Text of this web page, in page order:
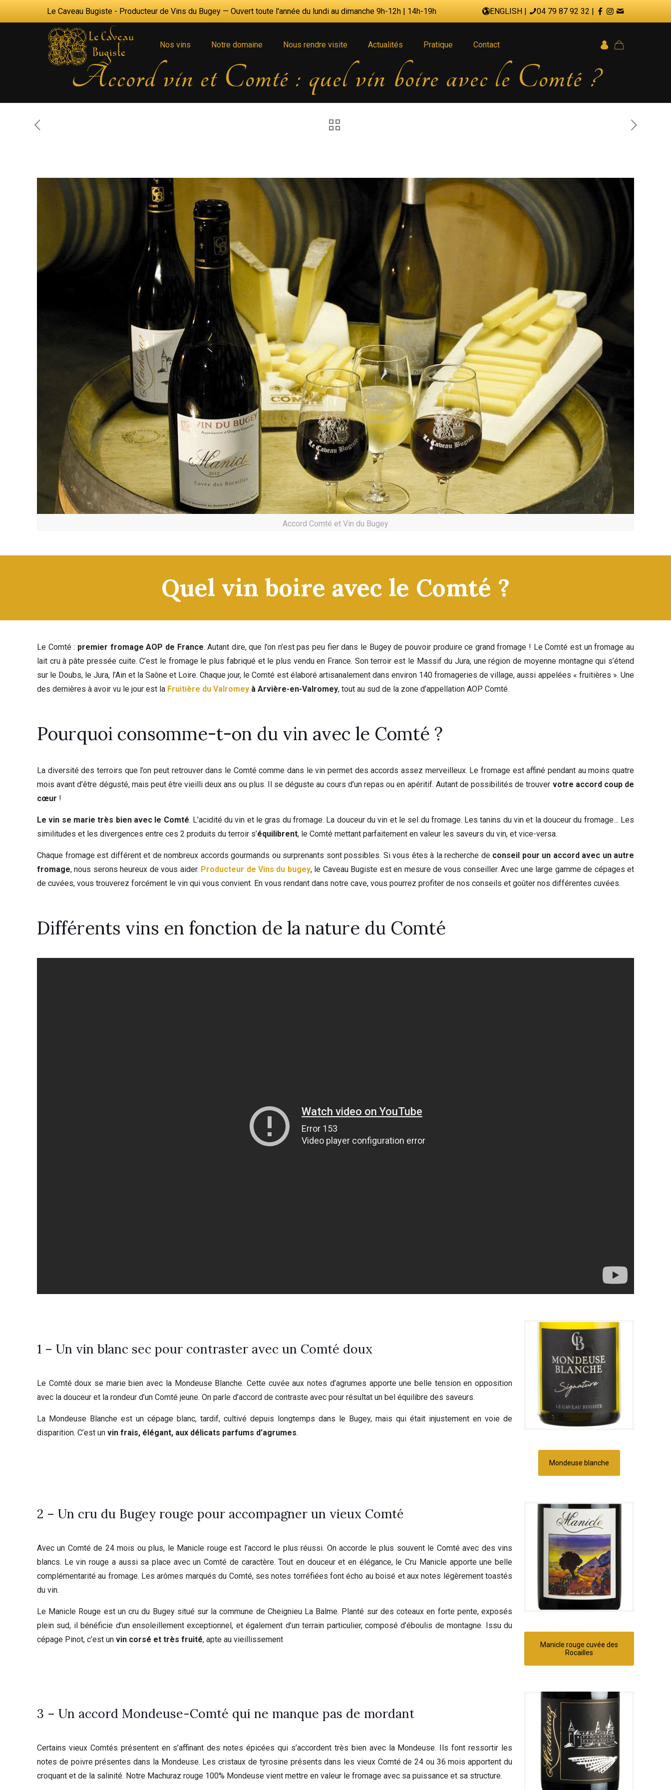
Le Caveau Bugiste - Producteur de Vins du Bugey — Ouvert toute l'année du lundi au dimanche 9h-12h | 14h-19h ENGLISH | 04 79 87 92 32 |
Nos vins Notre domaine Nous rendre visite Actualités Pratique Contact
Accord vin et Comté : quel vin boire avec le Comté ?
Accord Comté et Vin du Bugey
Quel vin boire avec le Comté ?
Le Comté : premier fromage AOP de France. Autant dire, que l’on n’est pas peu fier dans le Bugey de pouvoir produire ce grand fromage ! Le Comté est un fromage au
lait cru à pâte pressée cuite. C’est le fromage le plus fabriqué et le plus vendu en France. Son terroir est le Massif du Jura, une région de moyenne montagne qui s’étend
sur le Doubs, le Jura, l’Ain et la Saône et Loire. Chaque jour, le Comté est élaboré artisanalement dans environ 140 fromageries de village, aussi appelées « fruitières ». Une
des dernières à avoir vu le jour est la Fruitière du Valromey à Arvière-en-Valromey, tout au sud de la zone d’appellation AOP Comté.
Pourquoi consomme-t-on du vin avec le Comté ?
La diversité des terroirs que l’on peut retrouver dans le Comté comme dans le vin permet des accords assez merveilleux. Le fromage est affiné pendant au moins quatre
mois avant d’être dégusté, mais peut être vieilli deux ans ou plus. Il se déguste au cours d’un repas ou en apéritif. Autant de possibilités de trouver votre accord coup de
cœur !
Le vin se marie très bien avec le Comté. L’acidité du vin et le gras du fromage. La douceur du vin et le sel du fromage. Les tanins du vin et la douceur du fromage… Les
similitudes et les divergences entre ces 2 produits du terroir s’équilibrent, le Comté mettant parfaitement en valeur les saveurs du vin, et vice-versa.
Chaque fromage est différent et de nombreux accords gourmands ou surprenants sont possibles. Si vous êtes à la recherche de conseil pour un accord avec un autre
fromage, nous serons heureux de vous aider. Producteur de Vins du bugey, le Caveau Bugiste est en mesure de vous conseiller. Avec une large gamme de cépages et
de cuvées, vous trouverez forcément le vin qui vous convient. En vous rendant dans notre cave, vous pourrez profiter de nos conseils et goûter nos différentes cuvées.
Différents vins en fonction de la nature du Comté
1 – Un vin blanc sec pour contraster avec un Comté doux
Le Comté doux se marie bien avec la Mondeuse Blanche. Cette cuvée aux notes d’agrumes apporte une belle tension en opposition
avec la douceur et la rondeur d’un Comté jeune. On parle d’accord de contraste avec pour résultat un bel équilibre des saveurs.
La Mondeuse Blanche est un cépage blanc, tardif, cultivé depuis longtemps dans le Bugey, mais qui était injustement en voie de
disparition. C’est un vin frais, élégant, aux délicats parfums d’agrumes.
Mondeuse blanche
2 – Un cru du Bugey rouge pour accompagner un vieux Comté
Avec un Comté de 24 mois ou plus, le Manicle rouge est l’accord le plus réussi. On accorde le plus souvent le Comté avec des vins
blancs. Le vin rouge a aussi sa place avec un Comté de caractère. Tout en douceur et en élégance, le Cru Manicle apporte une belle
complémentarité au fromage. Les arômes marqués du Comté, ses notes torréfiées font écho au boisé et aux notes légèrement toastés
du vin.
Le Manicle Rouge est un cru du Bugey situé sur la commune de Cheignieu La Balme. Planté sur des coteaux en forte pente, exposés
plein sud, il bénéficie d’un ensoleillement exceptionnel, et également d’un terrain particulier, composé d’éboulis de montagne. Issu du
cépage Pinot, c’est un vin corsé et très fruité, apte au vieillissement
Manicle rouge cuvée des
Rocailles
3 – Un accord Mondeuse-Comté qui ne manque pas de mordant
Certains vieux Comtés présentent en s’affinant des notes épicées qui s’accordent très bien avec la Mondeuse. Ils font ressortir les
notes de poivre présentes dans la Mondeuse. Les cristaux de tyrosine présents dans les vieux Comté de 24 ou 36 mois apportent du
croquant et de la salinité. Notre Machuraz rouge 100% Mondeuse vient mettre en valeur le fromage avec sa puissance et sa structure.